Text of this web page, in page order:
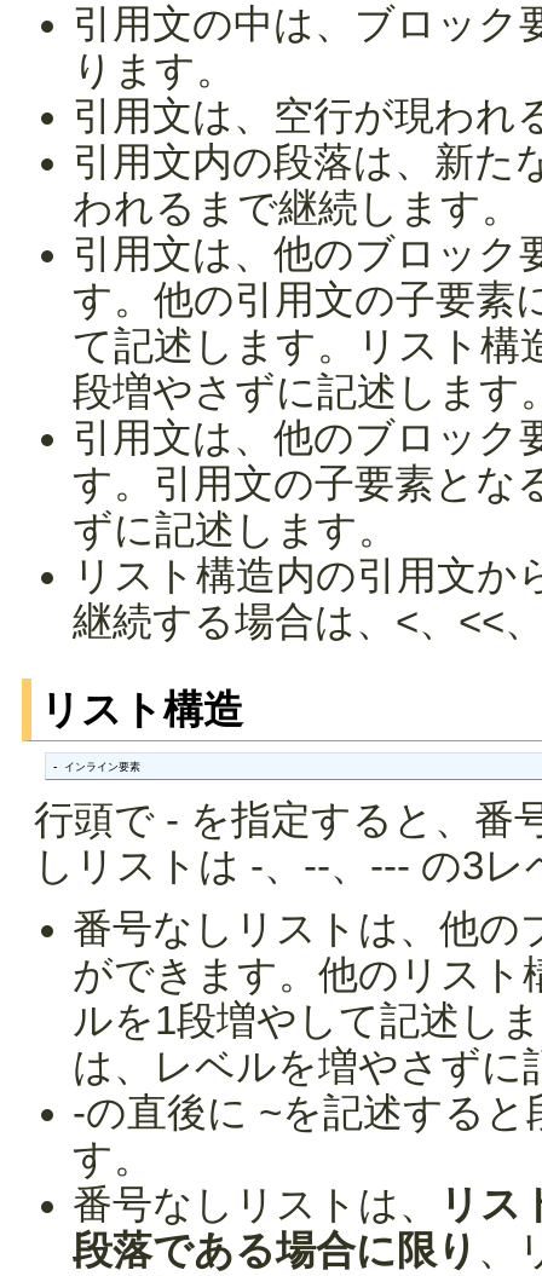
引用文の中は、ブロック
ります。
引用文は、空行が現われ
引用文内の段落は、新た
われるまで継続します。
引用文は、他のブロック
す。他の引用文の子要素
て記述します。リスト構
段増やさずに記述します
引用文は、他のブロック
す。引用文の子要素とな
ずに記述します。
リスト構造内の引用文か
継続する場合は、<、<<
リスト構造
- インライン要素
行頭で - を指定すると、番
しリストは -、--、--- の3
番号なしリストは、他の
ができます。他のリスト
ルを1段増やして記述し
は、レベルを増やさずに
-の直後に ~を記述する
す。
番号なしリストは、
リス
段落である場合に限り 、